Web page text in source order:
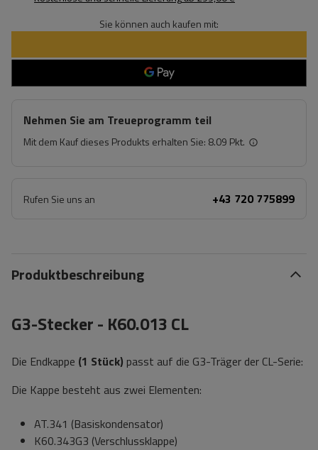
Sie können auch kaufen mit:
Nehmen Sie am Treueprogramm teil
Mit dem Kauf dieses Produkts erhalten Sie: 8.09 Pkt.
Rufen Sie uns an +43 720 775899
Produktbeschreibung
G3-Stecker - K60.013 CL
Die Endkappe (1 Stück) passt auf die G3-Träger der CL-Serie:
Die Kappe besteht aus zwei Elementen:
AT.341 (Basiskondensator)
K60.343G3 (Verschlussklappe)